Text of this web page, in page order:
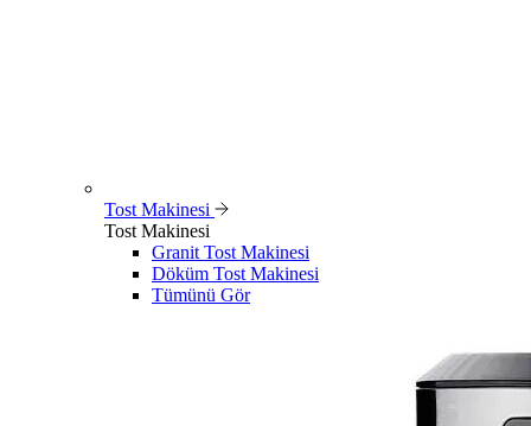
Tost Makinesi
Tost Makinesi
Granit Tost Makinesi
Döküm Tost Makinesi
Tümünü Gör